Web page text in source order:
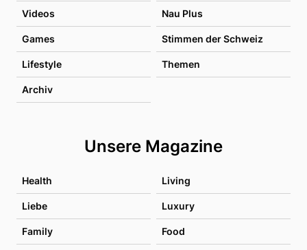
Videos Nau Plus
Games Stimmen der Schweiz
Lifestyle Themen
Archiv
Unsere Magazine
Health Living
Liebe Luxury
Family Food